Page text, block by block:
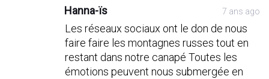
Hanna-ïs 7 ans ago
Les réseaux sociaux ont le don de nous
faire faire les montagnes russes tout en
restant dans notre canapé Toutes les
émotions peuvent nous submergée en